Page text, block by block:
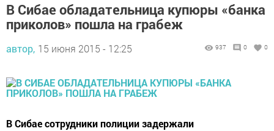
В Сибае обладательница купюры «банка
приколов» пошла на грабеж
автор, 15 июня 2015 - 12:25 937 0 0
В Сибае сотрудники полиции задержали